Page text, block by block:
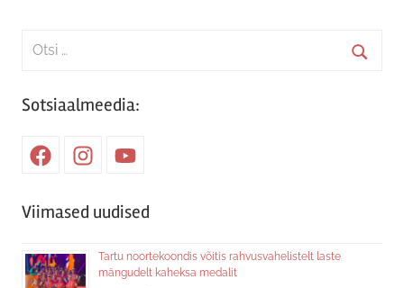
Search
Sotsiaalmeedia:
FacebookInstagramYoutube
Viimased uudised
Tartu noortekoondis võitis rahvusvahelistelt laste
mängudelt kaheksa medalit